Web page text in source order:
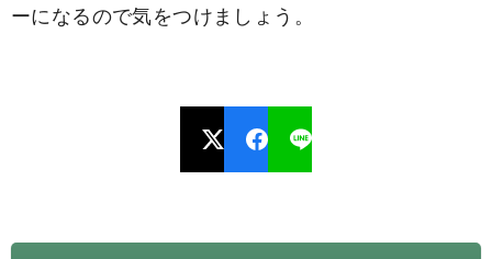
ーになるので気をつけましょう。